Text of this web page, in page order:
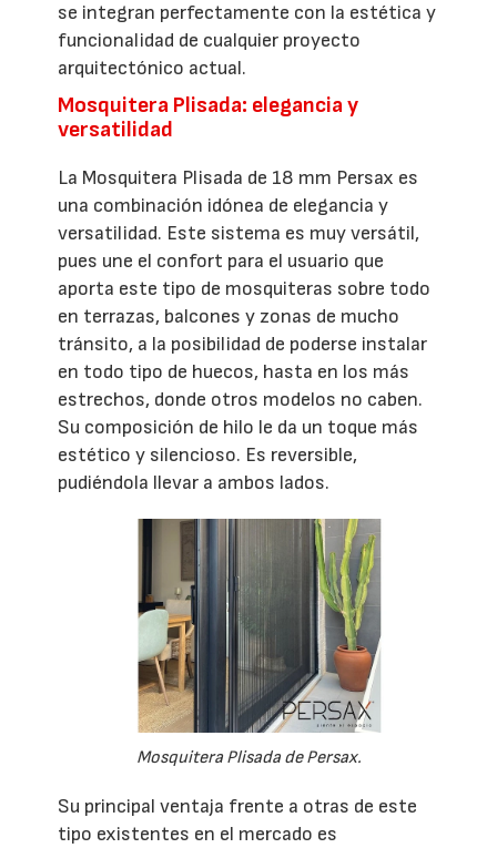
se integran perfectamente con la estética y
funcionalidad de cualquier proyecto
arquitectónico actual.
Mosquitera Plisada: elegancia y
versatilidad
La Mosquitera Plisada de 18 mm Persax es
una combinación idónea de elegancia y
versatilidad. Este sistema es muy versátil,
pues une el confort para el usuario que
aporta este tipo de mosquiteras sobre todo
en terrazas, balcones y zonas de mucho
tránsito, a la posibilidad de poderse instalar
en todo tipo de huecos, hasta en los más
estrechos, donde otros modelos no caben.
Su composición de hilo le da un toque más
estético y silencioso. Es reversible,
pudiéndola llevar a ambos lados.
Mosquitera Plisada de Persax.
Su principal ventaja frente a otras de este
tipo existentes en el mercado es